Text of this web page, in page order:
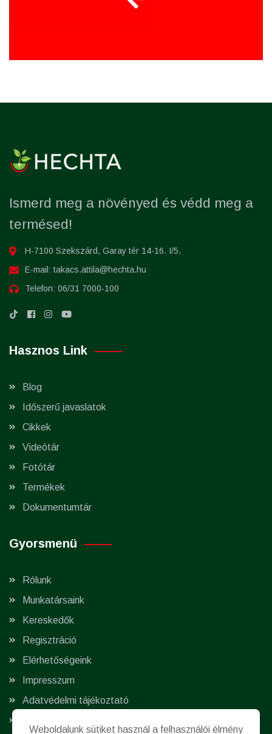
Ismerd meg a növényed és védd meg a
termésed!
H-7100 Szekszárd, Garay tér 14-16. I/5.
E-mail: takacs.attila@hechta.hu
Telefon: 06/31 7000-100
Hasznos Link
Blog
Időszerű javaslatok
Cikkek
Videótár
Fotótár
Termékek
Dokumentumtár
Gyorsmenü
Rólunk
Munkatársaink
Kereskedők
Regisztráció
Elérhetőségeink
Impresszum
Adatvédelmi tájékoztató
Weboldalunk sütiket használ a felhasználói élmény